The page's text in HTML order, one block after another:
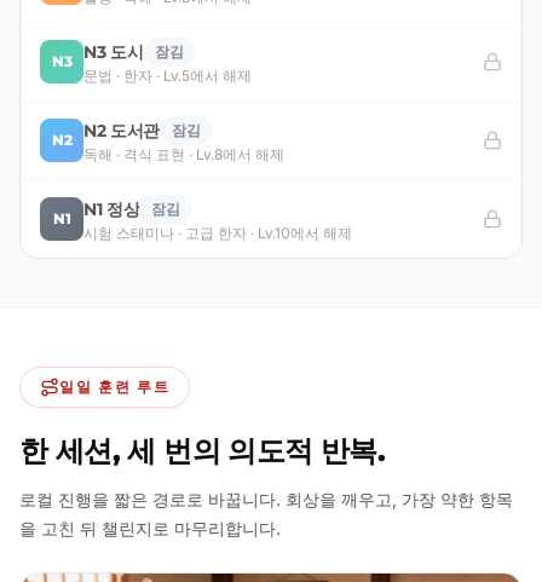
N3 N3 도시
잠김
문법 · 한자 · Lv.5에서 해제
N2 N2 도서관
잠김
독해 · 격식 표현 · Lv.8에서 해제
N1 N1 정상
잠김
시험 스태미나 · 고급 한자 · Lv.10에서 해제
일일 훈련 루트
한 세션, 세 번의 의도적 반복.
로컬 진행을 짧은 경로로 바꿉니다. 회상을 깨우고, 가장 약한 항목
을 고친 뒤 챌린지로 마무리합니다.